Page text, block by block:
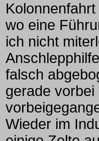
wo eine
ich nicht
falsch
gerade
Wieder im